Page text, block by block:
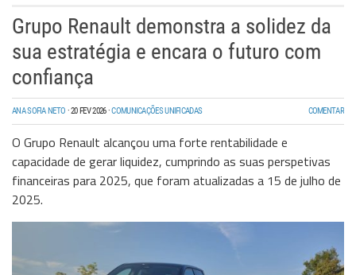
Grupo Renault demonstra a solidez da
sua estratégia e encara o futuro com
confiança
ANA SOFIA NETO ·20 FEV 2026·COMUNICAÇÕES UNIFICADAS COMENTAR
O Grupo Renault alcançou uma forte rentabilidade e
capacidade de gerar liquidez, cumprindo as suas perspetivas
financeiras para 2025, que foram atualizadas a 15 de julho de
2025.